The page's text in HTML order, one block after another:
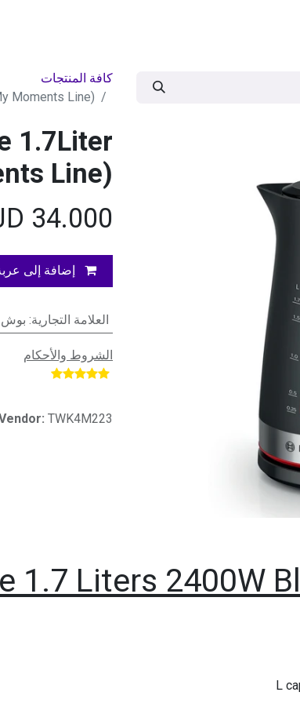
كافة المنتجات
Moments Line)
1.7Liter
Line)
34.000
إضافة إلى
العلامة التجارية: بوش
الشروط والأحكام
TWK4M223
1.7 Liters 2400W